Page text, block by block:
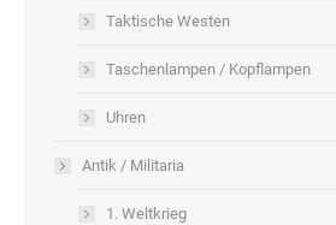
Taktische Westen
Taschenlampen / Kopflampen
Uhren
Antik / Militaria
1. Weltkrieg